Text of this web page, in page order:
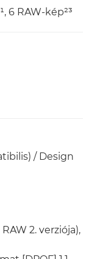
6 RAW-kép²³
/ Design
2. verziója),